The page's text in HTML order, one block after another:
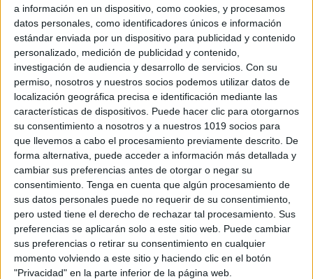
a información en un dispositivo, como cookies, y procesamos
datos personales, como identificadores únicos e información
estándar enviada por un dispositivo para publicidad y contenido
personalizado, medición de publicidad y contenido,
investigación de audiencia y desarrollo de servicios. Con su
permiso, nosotros y nuestros socios podemos utilizar datos de
localización geográfica precisa e identificación mediante las
características de dispositivos. Puede hacer clic para otorgarnos
su consentimiento a nosotros y a nuestros 1019 socios para
que llevemos a cabo el procesamiento previamente descrito. De
forma alternativa, puede acceder a información más detallada y
cambiar sus preferencias antes de otorgar o negar su
consentimiento. Tenga en cuenta que algún procesamiento de
sus datos personales puede no requerir de su consentimiento,
pero usted tiene el derecho de rechazar tal procesamiento. Sus
preferencias se aplicarán solo a este sitio web. Puede cambiar
sus preferencias o retirar su consentimiento en cualquier
momento volviendo a este sitio y haciendo clic en el botón
"Privacidad" en la parte inferior de la página web.
número de 9 cifras:
Se dice la cantidad en el orden de los
millones seguida de la palabra millones.
Se dice la cantidad en el orden de los
millares seguida de la palabra mil.
Se dice la cantidad en el orden de las
unidades.
El número 642.798.305 se lee: seiscientos cuarenta y
dos millones setecientos noventa y ocho
mil trescientos cinco